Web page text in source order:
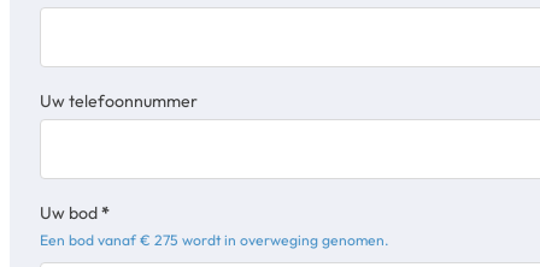
Uw telefoonnummer
Uw bod*
Een bod vanaf € 275 wordt in overweging genomen.